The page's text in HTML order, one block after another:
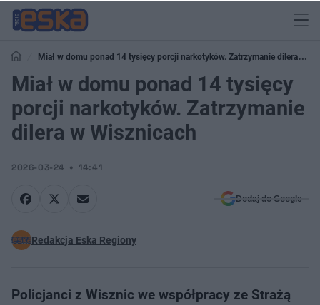
Miał w domu ponad 14 tysięcy porcji narkotyków. Zatrzymanie dilera w
Wisznicach
Miał w domu ponad 14 tysięcy
porcji narkotyków. Zatrzymanie
dilera w Wisznicach
2026-03-24 14:41
Dodaj do Google
Redakcja Eska Regiony
Policjanci z Wisznic we współpracy ze Strażą